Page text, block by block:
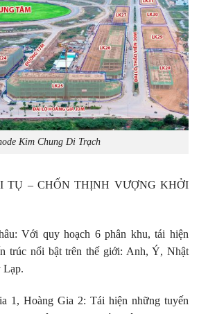
Kim Chung Di Trạch
TỤ – CHỐN THỊNH VƯỢNG KHỞI
Với quy hoạch 6 phân khu, tái hiện
trúc nổi bật trên thế giới: Anh, Ý, Nhật
Lạp.
1, Hoàng Gia 2: Tái hiện những tuyến